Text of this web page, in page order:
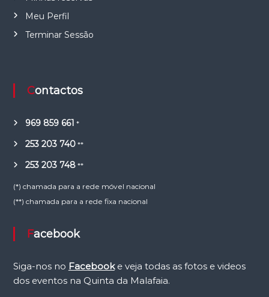
Meu Perfil
Terminar Sessão
Contactos
969 859 661 *
253 203 740**
253 203 748**
(*) chamada para a rede móvel nacional
(**) chamada para a rede fixa nacional
Facebook
Siga-nos no Facebooke veja todas as fotos e videos
dos eventos na Quinta da Malafaia.